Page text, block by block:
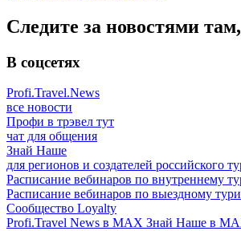
Следите за новостями
В соцсетях
Profi.Travel.News
все новости
Профи в трэвел тут
чат для общения
Знай Наше
для регионов и создателей российского
Расписание вебинаров по внутреннему
Расписание вебинаров по выездному
Сообщество Loyalty
Profi.Travel News в MAX Знай Наше в